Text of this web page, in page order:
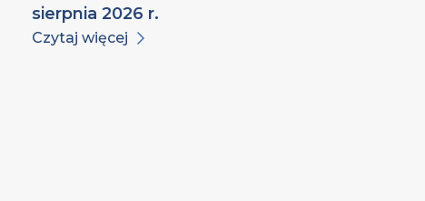
sierpnia 2026 r.
Czytaj więcej